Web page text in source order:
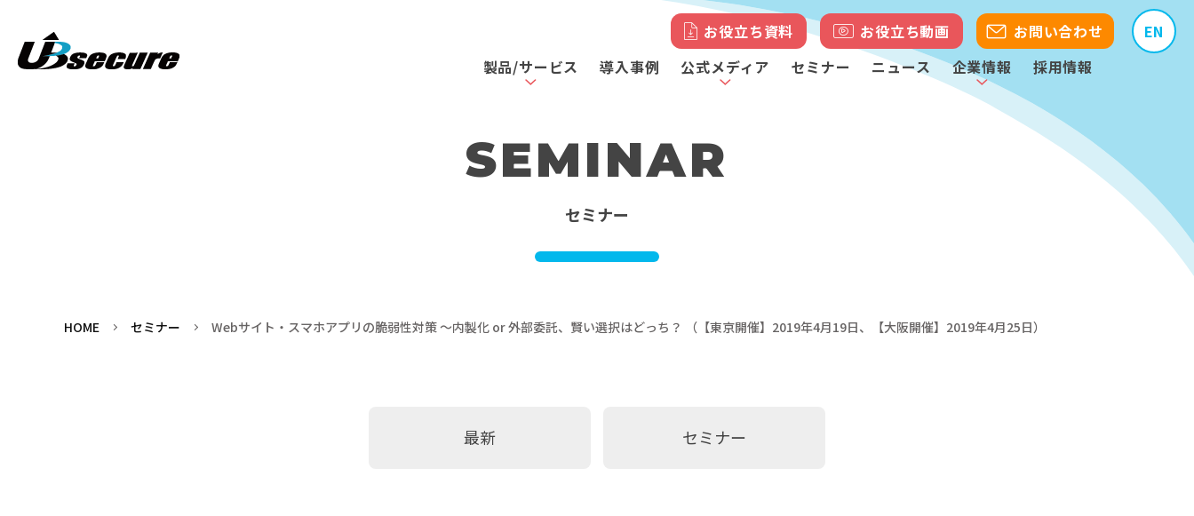
お役立ち資料 お役立ち動画 お問い合わせ
EN
製品/サービス
導入事例 公式メディア セミナー ニュース 企業情報 採用情報
SEMINAR
セミナー
HOME セミナー Webサイト・スマホアプリの脆弱性対策 ～内製化 or 外部委託、賢い選択はどっち？ （【東京開催】2019年4月19日、【大阪開催】2019年4月25日）
最新 セミナー